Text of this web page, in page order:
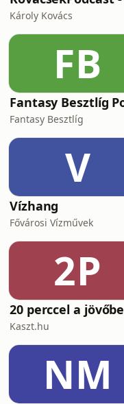
Károly Kovács
FB
Fantasy Besztlíg
V
Vízhang
Fővárosi Vízművek
2P
20 perccel a jövőbe
Kaszt.hu
NM